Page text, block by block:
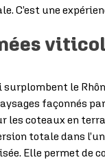
C’est une
surplombent le
façonnés
les coteaux en
totale dans
Elle permet de